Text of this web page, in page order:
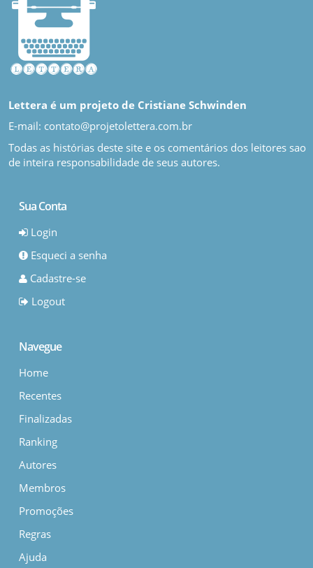
Lettera é um projeto de Cristiane Schwinden
E-mail: contato@projetolettera.com.br
Todas as histórias deste site e os comentários dos leitores sao
de inteira responsabilidade de seus autores.
Sua Conta
Login
Esqueci a senha
Cadastre-se
Logout
Navegue
Home
Recentes
Finalizadas
Ranking
Autores
Membros
Promoções
Regras
Ajuda